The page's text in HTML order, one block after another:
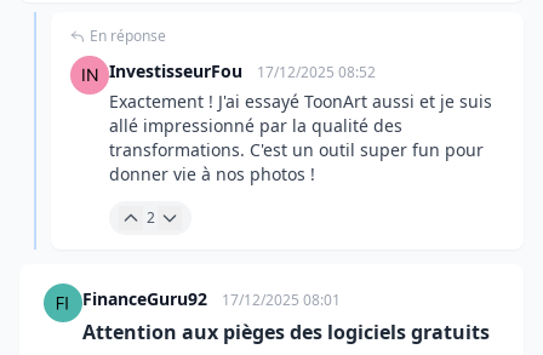
En réponse
InvestisseurFou 17/12/2025 08:52
Exactement ! J'ai essayé ToonArt aussi et je suis
allé impressionné par la qualité des
transformations. C'est un outil super fun pour
donner vie à nos photos !
2
FinanceGuru92 17/12/2025 08:01
Attention aux pièges des logiciels gratuits